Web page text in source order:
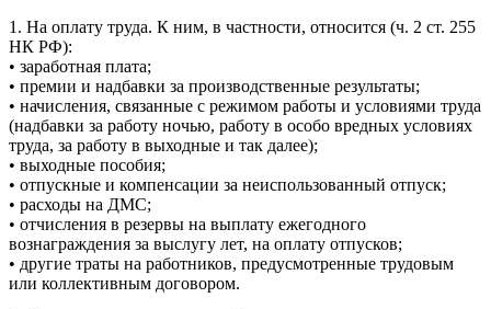
1. На оплату труда. К ним, в частности, относится (ч. 2 ст. 255
НК РФ):
• заработная плата;
• премии и надбавки за производственные результаты;
• начисления, связанные с режимом работы и условиями труда
(надбавки за работу ночью, работу в особо вредных условиях
труда, за работу в выходные и так далее);
• выходные пособия;
• отпускные и компенсации за неиспользованный отпуск;
• расходы на ДМС;
• отчисления в резервы на выплату ежегодного
вознаграждения за выслугу лет, на оплату отпусков;
• другие траты на работников, предусмотренные трудовым
или коллективным договором.